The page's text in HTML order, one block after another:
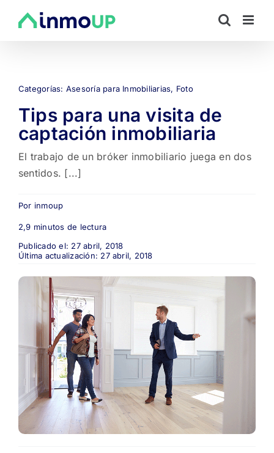
Categorías: Asesoría para Inmobiliarias, Foto
Tips para una visita de
captación inmobiliaria
El trabajo de un bróker inmobiliario juega en dos
sentidos. [...]
Por inmoup
2,9 minutos de lectura
Publicado el: 27 abril, 2018
Última actualización: 27 abril, 2018